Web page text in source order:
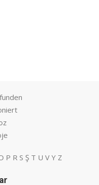
P R S Ş T U V Y Z